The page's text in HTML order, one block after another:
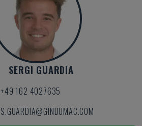
SERGI GUARDIA
+49 162 4027635
S.GUARDIA@GINDUMAC.COM